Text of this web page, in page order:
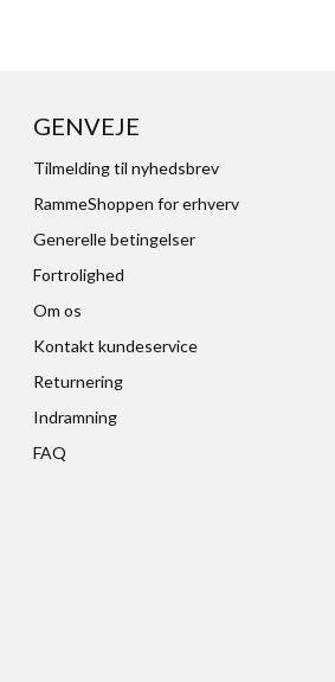
GENVEJE
Tilmelding til nyhedsbrev
RammeShoppen for erhverv
Generelle betingelser
Fortrolighed
Om os
Kontakt kundeservice
Returnering
Indramning
FAQ